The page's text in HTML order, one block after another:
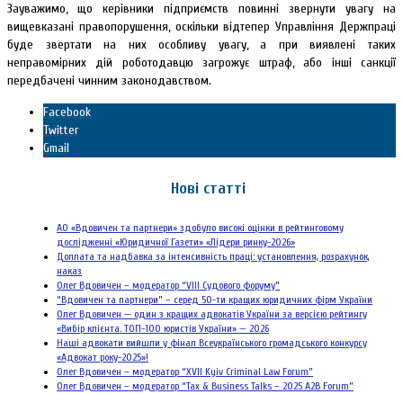
Зауважимо, що керівники підприємств повинні звернути увагу на
вищевказані правопорушення, оскільки відтепер Управління Держпраці
буде звертати на них особливу увагу, а при виявлені таких
неправомірних дій роботодавцю загрожує штраф, або інші санкції
передбачені чинним законодавством.
Facebook
Twitter
Gmail
Нові статті
АО «Вдовичен та партнери» здобуло високі оцінки в рейтинговому
дослідженні «Юридичної Газети» «Лідери ринку-2026»
Доплата та надбавка за інтенсивність праці: установлення, розрахунок,
наказ
Олег Вдовичен – модератор “VIII Судового форуму”
“Вдовичен та партнери” – серед 50-ти кращих юридичних фірм України
Олег Вдовичен — один з кращих адвокатів України за версією рейтингу
«Вибір клієнта. ТОП-100 юристів України» — 2026
Наші адвокати вийшли у фінал Всеукраїнського громадського конкурсу
«Адвокат року-2025»!
Олег Вдовичен – модератор “XVII Kyiv Criminal Law Forum”
Олег Вдовичен – модератор “Tax & Business Talks – 2025 A2B Forum”